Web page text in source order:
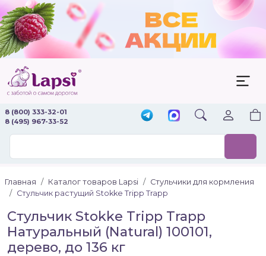
8 (800) 333-32-01
8 (495) 967-33-52
Главная Каталог товаров Lapsi
Стульчики для кормления
Стульчик растущий Stokke Tripp Trapp
Стульчик Stokke Tripp Trapp
Натуральный (Natural) 100101,
дерево, до 136 кг